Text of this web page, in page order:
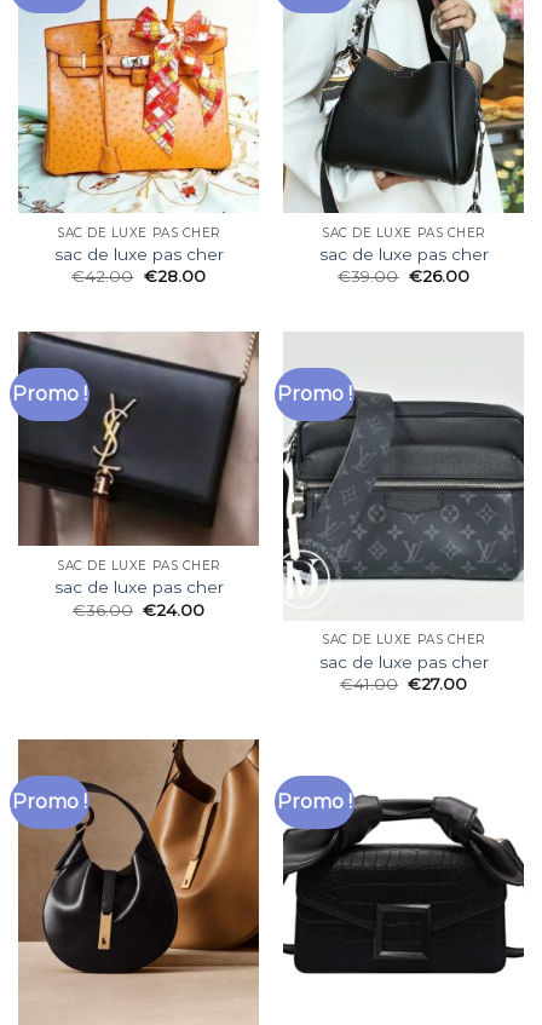
SAC DE LUXE PAS CHER
sac de luxe pas cher
€42.00 €28.00
SAC DE LUXE PAS CHER
sac de luxe pas cher
€39.00 €26.00
Promo !
SAC DE LUXE PAS CHER
sac de luxe pas cher
€36.00 €24.00
Promo !
SAC DE LUXE PAS CHER
sac de luxe pas cher
€41.00 €27.00
Promo ! Promo !